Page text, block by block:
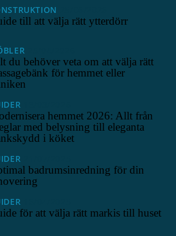
till att välja rätt ytterdörr
du behöver veta om att välja rätt
för hemmet eller
hemmet 2026: Allt från
med belysning till eleganta
i köket
badrumsinredning för din
för att välja rätt markis till huset